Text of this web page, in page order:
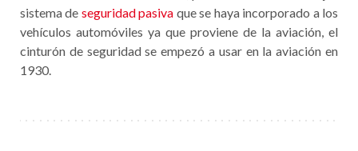
sistema de seguridad pasiva que se haya incorporado a los
vehículos automóviles ya que proviene de la aviación, el
cinturón de seguridad se empezó a usar en la aviación en
1930.